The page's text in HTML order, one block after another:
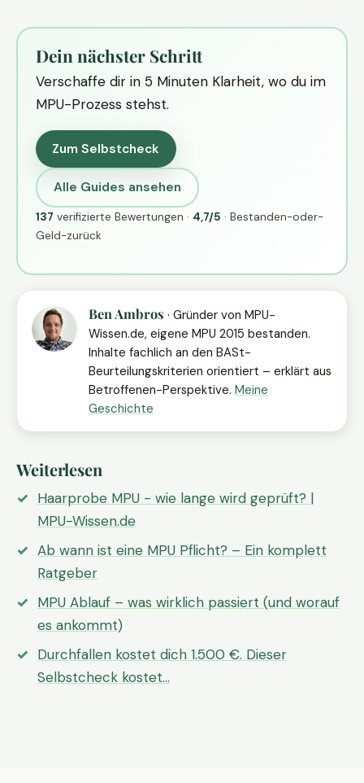
Dein nächster Schritt
Verschaffe dir in 5 Minuten Klarheit, wo du im
MPU-Prozess stehst.
Zum Selbstcheck
Alle Guides ansehen
137 verifizierte Bewertungen · 4,7/5 · Bestanden-oder-
Geld-zurück
Ben Ambros · Gründer von MPU-
Wissen.de, eigene MPU 2015 bestanden.
Inhalte fachlich an den BASt-
Beurteilungskriterien orientiert – erklärt aus
Betroffenen-Perspektive. Meine
Geschichte
Weiterlesen
Haarprobe MPU - wie lange wird geprüft? |
MPU-Wissen.de
Ab wann ist eine MPU Pflicht? – Ein komplett
Ratgeber
MPU Ablauf – was wirklich passiert (und worauf
es ankommt)
Durchfallen kostet dich 1.500 €. Dieser
Selbstcheck kostet…